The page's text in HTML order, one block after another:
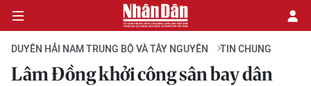
DUYÊN HẢI NAM TRUNG BỘ VÀ TÂY NGUYÊN TIN CHUNG
Lâm Đồng khởi công sân bay dân